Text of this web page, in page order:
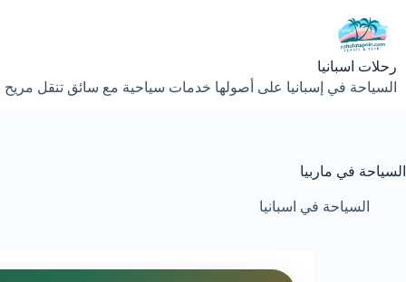
إلى
المحتوى
رحلات اسبانيا
السياحة في إسبانيا على أصولها خدمات سياحية مع سائق تنقل
السياحة في ماربيا
السياحة في اسبانيا